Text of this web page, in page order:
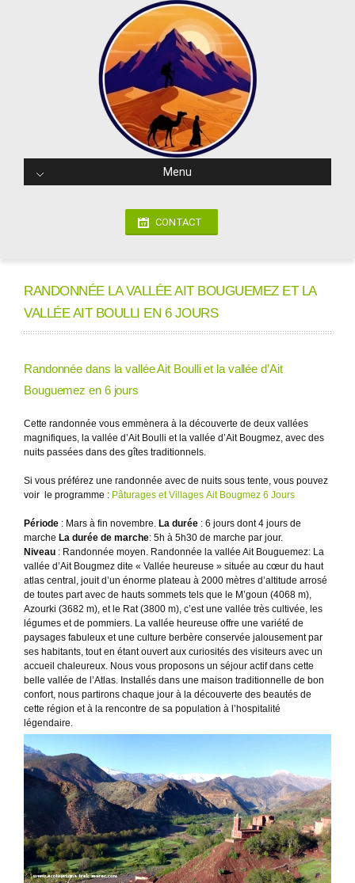
Menu
CONTACT
RANDONNÉE LA VALLÉE AIT BOUGUEMEZ ET LA
VALLÉE AIT BOULLI EN 6 JOURS
Randonnée dans la vallée Ait Boulli et la vallée d’Ait
Bouguemez en 6 jours
Cette randonnée vous emmènera à la découverte de deux vallées
magnifiques, la vallée d’Ait Boulli et la vallée d’Ait Bougmez, avec des
nuits passées dans des gîtes traditionnels.
Si vous préférez une randonnée avec de nuits sous tente, vous pouvez
voir le programme : Pâturages et Villages Ait Bougmez 6 Jours
Période : Mars à fin novembre. La durée : 6 jours dont 4 jours de
marche La durée de marche: 5h à 5h30 de marche par jour.
Niveau : Randonnée moyen. Randonnée la vallée Ait Bouguemez: La
vallée d’Ait Bougmez dite « Vallée heureuse » située au cœur du haut
atlas central, jouit d’un énorme plateau à 2000 mètres d’altitude arrosé
de toutes part avec de hauts sommets tels que le M’goun (4068 m),
Azourki (3682 m), et le Rat (3800 m), c’est une vallée très cultivée, les
légumes et de pommiers. La vallée heureuse offre une variété de
paysages fabuleux et une culture berbère conservée jalousement par
ses habitants, tout en étant ouvert aux curiosités des visiteurs avec un
accueil chaleureux. Nous vous proposons un séjour actif dans cette
belle vallée de l’Atlas. Installés dans une maison traditionnelle de bon
confort, nous partirons chaque jour à la découverte des beautés de
cette région et à la rencontre de sa population à l’hospitalité
légendaire.